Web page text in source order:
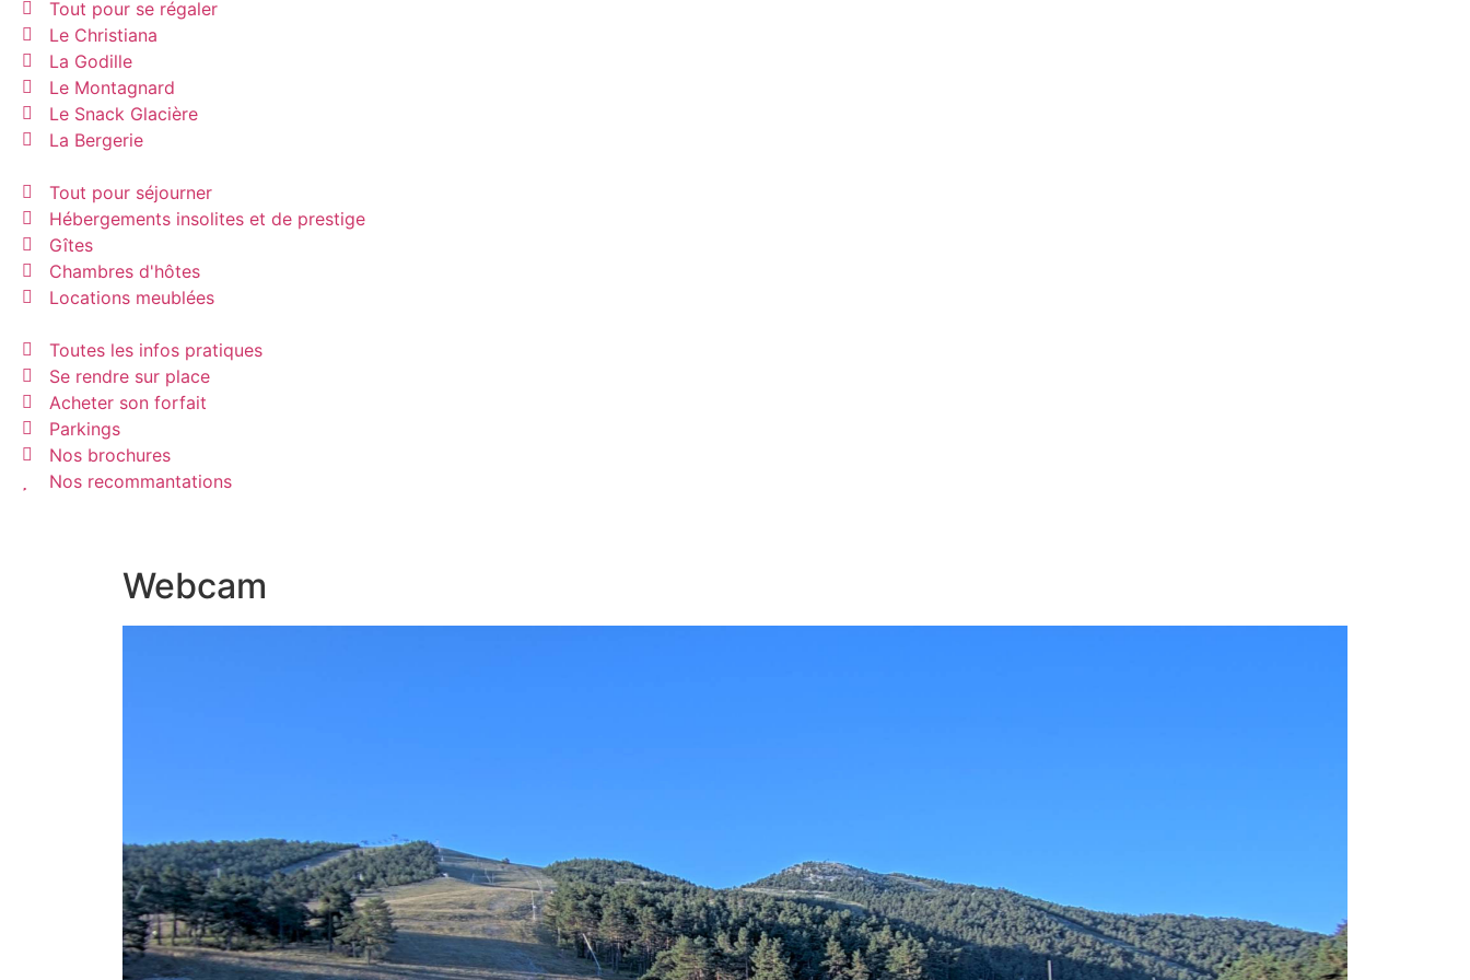
Tout pour se régaler
Le Christiana
La Godille
Le Montagnard
Le Snack Glacière
La Bergerie
Tout pour séjourner
Hébergements insolites et de prestige
Gîtes
Chambres d'hôtes
Locations meublées
Toutes les infos pratiques
Se rendre sur place
Acheter son forfait
Parkings
Nos brochures
Nos recommantations
Webcam